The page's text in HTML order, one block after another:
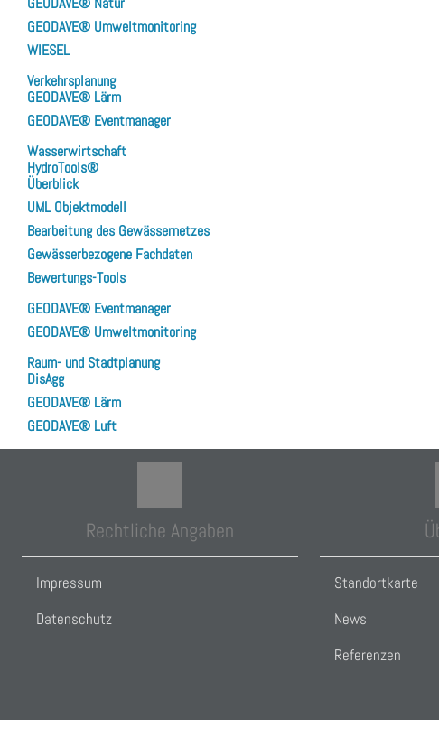
GEODAVE® Umweltmonitoring
WIESEL
Verkehrsplanung
GEODAVE® Lärm
GEODAVE® Eventmanager
Wasserwirtschaft
HydroTools®
Überblick
UML Objektmodell
Bearbeitung des Gewässernetzes
Gewässerbezogene Fachdaten
Bewertungs-Tools
GEODAVE® Eventmanager
GEODAVE® Umweltmonitoring
Raum- und Stadtplanung
DisAgg
GEODAVE® Lärm
GEODAVE® Luft
Rechtliche Angaben
Impressum
Datenschutz
Standortkarte
News
Referenzen